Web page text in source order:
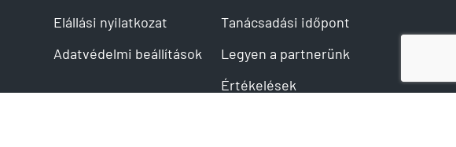
Elállási nyilatkozat
Adatvédelmi beállítások
Tanácsadási időpont
Legyen a partnerünk
Értékelések